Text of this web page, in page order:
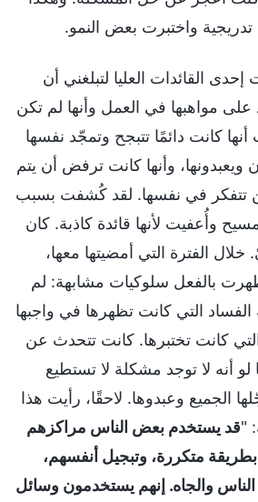
واختبرت بعض النمو.
القائدات العليا لتبلغني أن
على مواهبها في العمل وأنها لم تكن
كانت دائمًا تتبجح وتمجّد نفسها
وأنها كانت ترفض أن يتم
تتفكر في نفسها. لقد كُشفت بسبب
وأُعفيت لأنها قائدة كاذبة. كان
الفترة التي أمضيتها معها،
بالفعل سلوكيات مشابهة: لم
التي كانت تظهرها في واجبها
كانت تختبرها. كانت تتحدث عن
أنه لا توجد مشكلة لا تستطيع
الجميع وعبدوها. لاحقًا، رأيت هذا
"قد يستخدم بعض الناس مراكزهم
متكررة، وتبجيل أنفسهم،
والجاه. إنهم يستخدمون وسائل